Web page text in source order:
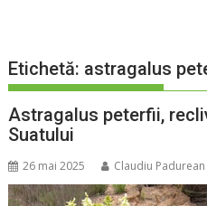
Etichetă: astragalus
Astragalus peterfii,
Suatului
26 mai 2025 Claudiu Padurean